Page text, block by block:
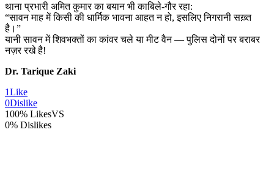
थाना प्रभारी अमित कुमार का बयान भी काबिले-गौर रहा:
“सावन माह में किसी की धार्मिक भावना आहत न हो, इसलिए निगरानी सख़्त
है।”
यानी सावन में शिवभक्तों का कांवर चले या मीट वैन — पुलिस दोनों पर बराबर
नज़र रखे है!
Dr. Tarique Zaki
1Like
0Dislike
100% LikesVS
0% Dislikes